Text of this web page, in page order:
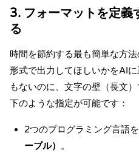
3. フォーマットを定義
る
時間を節約する最も簡単な方
形式で出力してほしいかをAI
もないのに、文字の壁（長文
下のような指定が可能です：
2つのプログラミング言語
ーブル） 。